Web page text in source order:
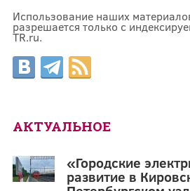
Использование наших
разрешается только с
TR.ru.
АКТУАЛЬНОЕ
«Городские
развитие в